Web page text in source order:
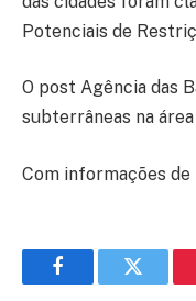
Potenciais de
O post Agência das
subterrâneas na
Com informações de
FacebookTwitter